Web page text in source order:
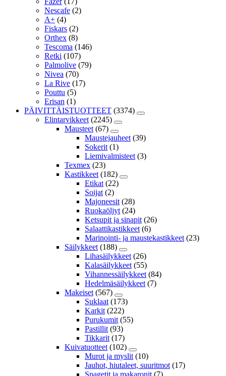
Nescafe (2)
A+ (4)
Fiskars (2)
Orthex (8)
Tescoma (146)
Retki (107)
Palmolive (79)
Nivea (70)
La Rive (17)
Pouttu (5)
Erisan (1)
PÄIVITTÄISTUOTTEET (3374)
Elintarvikkeet (2245)
Mausteet (67)
Maustejauheet (39)
Sokerit (1)
Liemivalmisteet (3)
Texmex (23)
Kastikkeet (182)
Etikat (22)
Soijat (2)
Majoneesit (28)
Ruokaöljyt (24)
Ketsupit ja sinapit (26)
Salaattikastikkeet (6)
Marinointi- ja maustekastikkeet (23)
Säilykkeet (188)
Lihasäilykkeet (26)
Kalasäilykkeet (55)
Vihannessäilykkeet (84)
Hedelmäsäilykkeet (7)
Makeiset (567)
Suklaat (173)
Karkit (222)
Purukumit (55)
Pastillit (93)
Tikkarit (17)
Kuivatuotteet (102)
Murot ja myslit (10)
Jauhot, hiutaleet, suuritmot (17)